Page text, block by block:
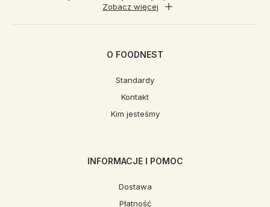
Zobacz więcej
O FOODNEST
Standardy
Kontakt
Kim jesteśmy
INFORMACJE I POMOC
Dostawa
Płatność